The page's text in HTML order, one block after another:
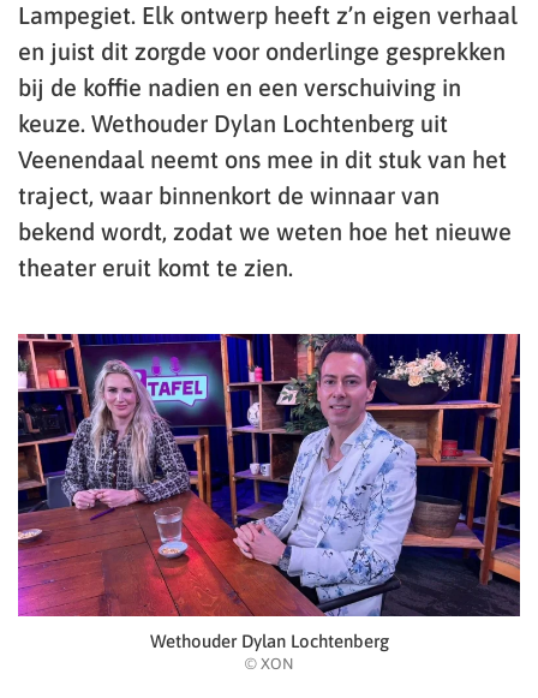
Lampegiet. Elk ontwerp heeft z’n eigen verhaal
en juist dit zorgde voor onderlinge gesprekken
bij de koffie nadien en een verschuiving in
keuze. Wethouder Dylan Lochtenberg uit
Veenendaal neemt ons mee in dit stuk van het
traject, waar binnenkort de winnaar van
bekend wordt, zodat we weten hoe het nieuwe
theater eruit komt te zien.
Wethouder Dylan Lochtenberg
© XON